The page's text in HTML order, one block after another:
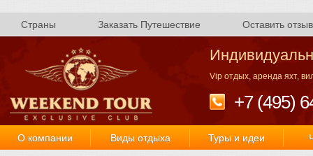
Страны Заказать Путешествие Оставить отзыв
Vip отдых, аренда яхт,
+7 (495)
О компании Виды отдыха Туры и идеи